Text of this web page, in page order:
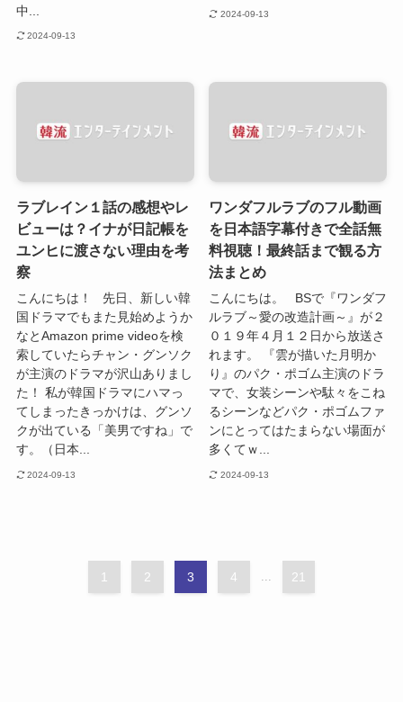
中...
2024-09-13
2024-09-13
ラブレイン１話の感想やレ
ビューは？イナが日記帳を
ユンヒに渡さない理由を考
察
こんにちは！ 先日、新しい韓
国ドラマでもまた見始めようか
なとAmazon prime videoを検
索していたらチャン・グンソク
が主演のドラマが沢山ありまし
た！ 私が韓国ドラマにハマっ
てしまったきっかけは、グンソ
クが出ている「美男ですね」で
す。（日本...
2024-09-13
ワンダフルラブのフル動画
を日本語字幕付きで全話無
料視聴！最終話まで観る方
法まとめ
こんにちは。 BSで『ワンダフ
ルラブ～愛の改造計画～』が２
０１９年４月１２日から放送さ
れます。 『雲が描いた月明か
り』のパク・ポゴム主演のドラ
マで、女装シーンや駄々をこね
るシーンなどパク・ポゴムファ
ンにとってはたまらない場面が
多くてｗ...
2024-09-13
1 2 3 4 ... 21